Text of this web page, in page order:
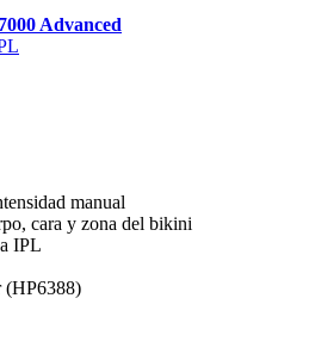
Advanced
manual
cara y zona del bikini
IPL
(HP6388)